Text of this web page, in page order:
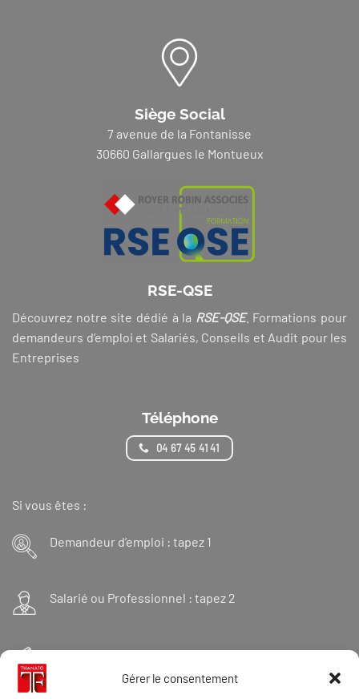
Gérer le consentement
Siège Social
7 avenue de la Fontanisse
30660 Gallargues le Montueux
RSE-QSE
Découvrez notre site dédié à la RSE-QSE. Formations pour
demandeurs d’emploi et Salariés, Conseils et Audit pour les
Entreprises
Téléphone
04 67 45 41 41
Si vous êtes :
Demandeur d’emploi : tapez 1
Salarié ou Professionnel : tapez 2
Financeur : tapez 3